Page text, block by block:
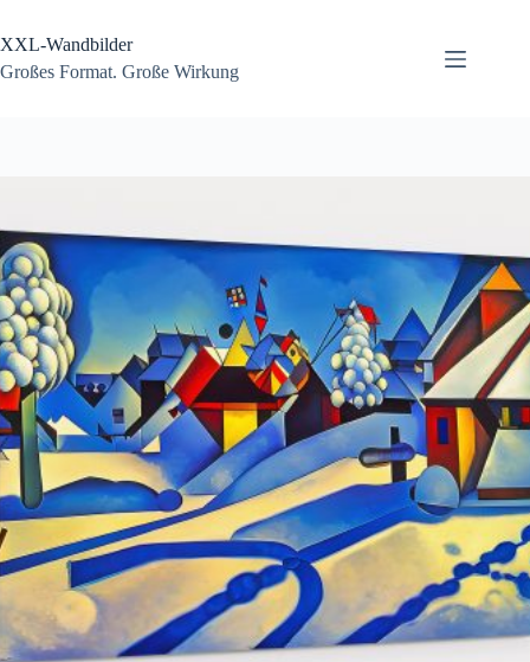
springen
XXL-Wandbilder
Großes Format. Große Wirkung